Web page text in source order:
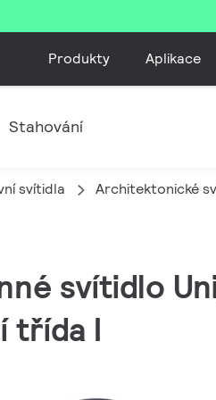
Produkty Aplikace
Stahování
svítidla Architektonické
svítidlo
třída I